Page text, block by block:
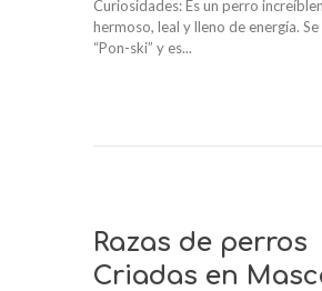
Curiosidades: Es un perro
hermoso, leal y lleno de energía.
“Pon-ski” y es...
Razas de perros
Criadas en